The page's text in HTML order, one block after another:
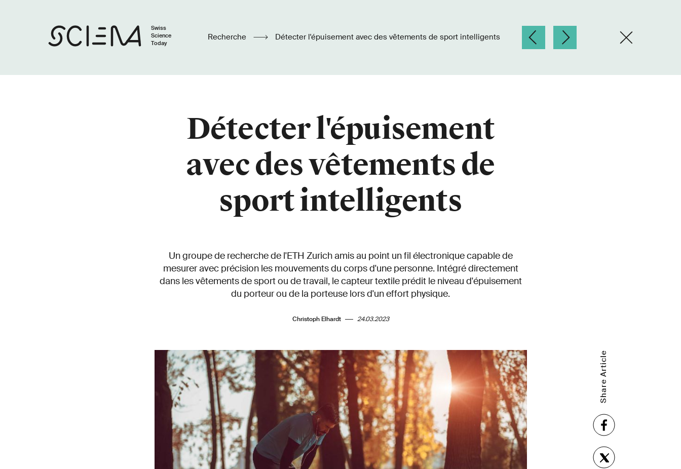
Swiss
Science
Today
Recherche Détecter l'épuisement avec des vêtements de sport intelligents
Détecter l'épuisement
avec des vêtements de
sport intelligents
Un groupe de recherche de l'ETH Zurich amis au point un fil électronique capable de
mesurer avec précision les mouvements du corps d'une personne. Intégré directement
dans les vêtements de sport ou de travail, le capteur textile prédit le niveau d'épuisement
du porteur ou de la porteuse lors d'un effort physique.
Christoph Elhardt 24.03.2023
Share Article